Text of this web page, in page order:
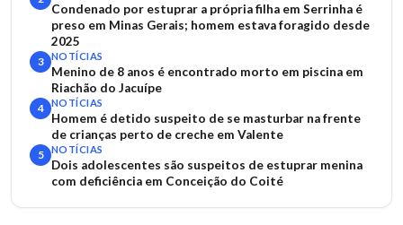
Condenado por estuprar a própria filha em Serrinha é
preso em Minas Gerais; homem estava foragido desde
2025
3 NOTÍCIAS
Menino de 8 anos é encontrado morto em piscina em
Riachão do Jacuípe
4 NOTÍCIAS
Homem é detido suspeito de se masturbar na frente
de crianças perto de creche em Valente
5 NOTÍCIAS
Dois adolescentes são suspeitos de estuprar menina
com deficiência em Conceição do Coité